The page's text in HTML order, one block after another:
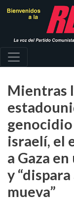
principal
Mientras
israelí, el
a Gaza
y
mueva”